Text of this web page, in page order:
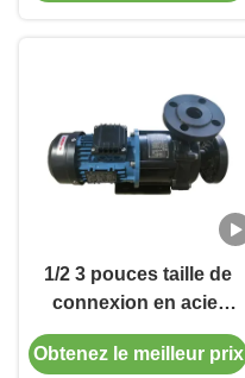
1/2 3 pouces taille de
connexion en acier
inoxydable pompe à
entraînement
Obtenez le meilleur prix